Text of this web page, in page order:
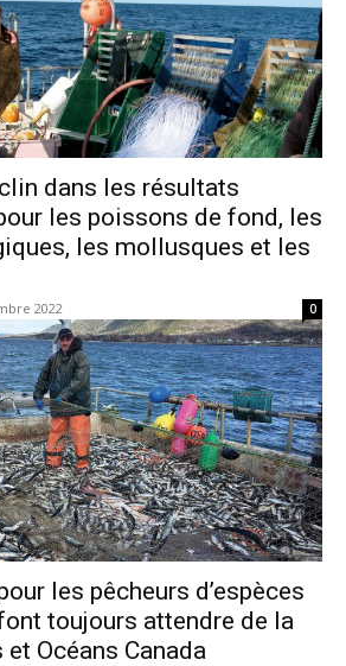
dans les résultats
les poissons de fond, les
les mollusques et les
2022 0
les pêcheurs d’espèces
toujours attendre de la
Océans Canada